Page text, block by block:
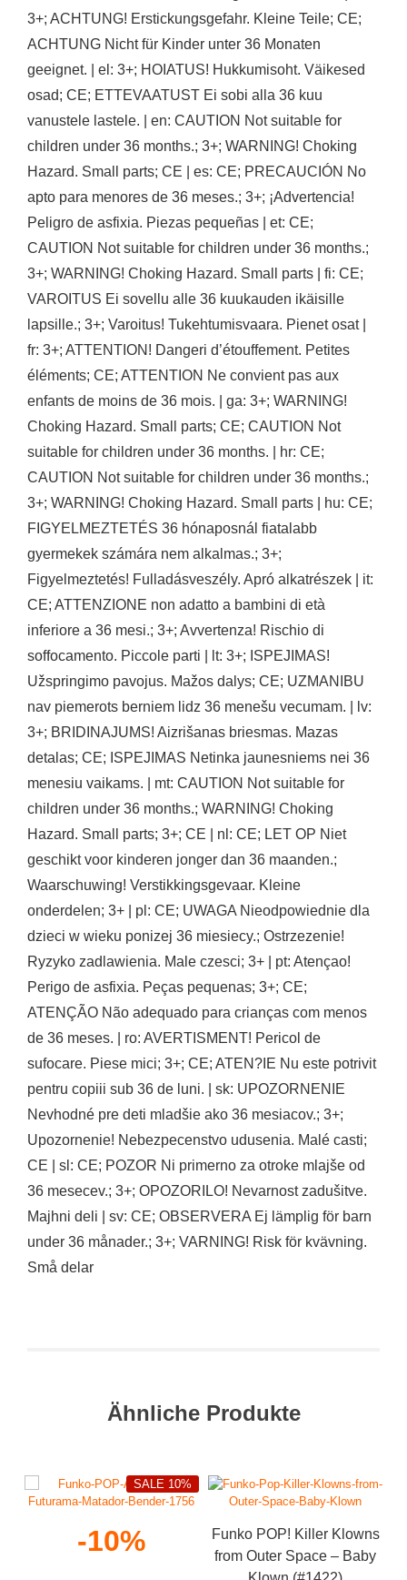
3+; ACHTUNG! Erstickungsgefahr. Kleine Teile; CE;
ACHTUNG Nicht für Kinder unter 36 Monaten
geeignet. | el: 3+; HOIATUS! Hukkumisoht. Väikesed
osad; CE; ETTEVAATUST Ei sobi alla 36 kuu
vanustele lastele. | en: CAUTION Not suitable for
children under 36 months.; 3+; WARNING! Choking
Hazard. Small parts; CE | es: CE; PRECAUCIÓN No
apto para menores de 36 meses.; 3+; ¡Advertencia!
Peligro de asfixia. Piezas pequeñas | et: CE;
CAUTION Not suitable for children under 36 months.;
3+; WARNING! Choking Hazard. Small parts | fi: CE;
VAROITUS Ei sovellu alle 36 kuukauden ikäisille
lapsille.; 3+; Varoitus! Tukehtumisvaara. Pienet osat |
fr: 3+; ATTENTION! Dangeri d’étouffement. Petites
éléments; CE; ATTENTION Ne convient pas aux
enfants de moins de 36 mois. | ga: 3+; WARNING!
Choking Hazard. Small parts; CE; CAUTION Not
suitable for children under 36 months. | hr: CE;
CAUTION Not suitable for children under 36 months.;
3+; WARNING! Choking Hazard. Small parts | hu: CE;
FIGYELMEZTETÉS 36 hónaposnál fiatalabb
gyermekek számára nem alkalmas.; 3+;
Figyelmeztetés! Fulladásveszély. Apró alkatrészek | it:
CE; ATTENZIONE non adatto a bambini di età
inferiore a 36 mesi.; 3+; Avvertenza! Rischio di
soffocamento. Piccole parti | lt: 3+; ISPEJIMAS!
Užspringimo pavojus. Mažos dalys; CE; UZMANIBU
nav piemerots berniem lidz 36 menešu vecumam. | lv:
3+; BRIDINAJUMS! Aizrišanas briesmas. Mazas
detalas; CE; ISPEJIMAS Netinka jaunesniems nei 36
menesiu vaikams. | mt: CAUTION Not suitable for
children under 36 months.; WARNING! Choking
Hazard. Small parts; 3+; CE | nl: CE; LET OP Niet
geschikt voor kinderen jonger dan 36 maanden.;
Waarschuwing! Verstikkingsgevaar. Kleine
onderdelen; 3+ | pl: CE; UWAGA Nieodpowiednie dla
dzieci w wieku ponizej 36 miesiecy.; Ostrzezenie!
Ryzyko zadlawienia. Male czesci; 3+ | pt: Atençao!
Perigo de asfixia. Peças pequenas; 3+; CE;
ATENÇÃO Não adequado para crianças com menos
de 36 meses. | ro: AVERTISMENT! Pericol de
sufocare. Piese mici; 3+; CE; ATEN?IE Nu este potrivit
pentru copiii sub 36 de luni. | sk: UPOZORNENIE
Nevhodné pre deti mladšie ako 36 mesiacov.; 3+;
Upozornenie! Nebezpecenstvo udusenia. Malé casti;
CE | sl: CE; POZOR Ni primerno za otroke mlajše od
36 mesecev.; 3+; OPOZORILO! Nevarnost zadušitve.
Majhni deli | sv: CE; OBSERVERA Ej lämplig för barn
under 36 månader.; 3+; VARNING! Risk för kvävning.
Små delar
Ähnliche Produkte
-10%
SALE 10%
Funko POP! Killer Klowns
from Outer Space – Baby